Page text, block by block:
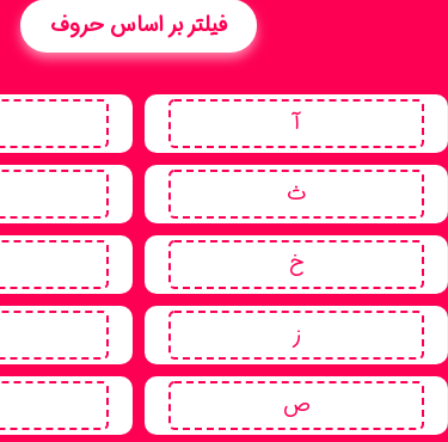
فیلتر بر اساس حروف
آ
ث
خ
ز
ص